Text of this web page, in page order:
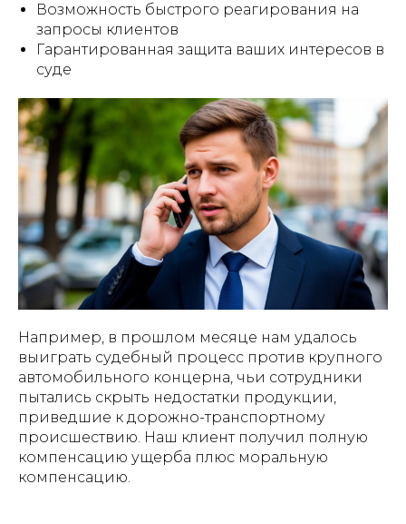
Возможность быстрого реагирования на
запросы клиентов
Гарантированная защита ваших интересов в
суде
Например, в прошлом месяце нам удалось
выиграть судебный процесс против крупного
автомобильного концерна, чьи сотрудники
пытались скрыть недостатки продукции,
приведшие к дорожно-транспортному
происшествию. Наш клиент получил полную
компенсацию ущерба плюс моральную
компенсацию.